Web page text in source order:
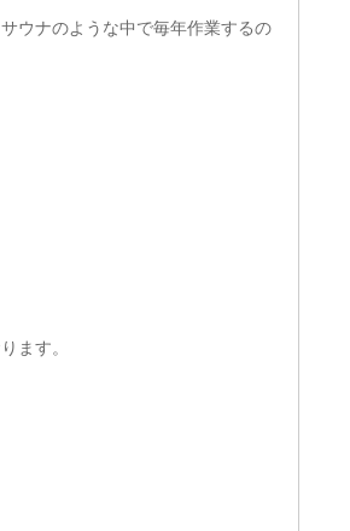
ウナのような中で毎年作業するの
ます。